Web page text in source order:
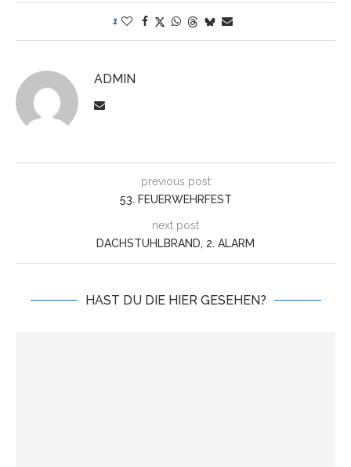
1
ADMIN
previous post
53. FEUERWEHRFEST
next post
DACHSTUHLBRAND, 2. ALARM
HAST DU DIE HIER GESEHEN?